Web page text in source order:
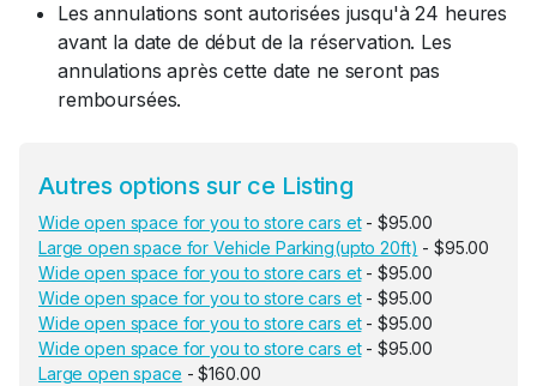
Les annulations sont autorisées jusqu'à 24 heures
avant la date de début de la réservation. Les
annulations après cette date ne seront pas
remboursées.
Autres options sur ce Listing
Wide open space for you to store cars et- $95.00
Large open space for Vehicle Parking(upto 20ft) - $95.00
Wide open space for you to store cars et- $95.00
Wide open space for you to store cars et- $95.00
Wide open space for you to store cars et- $95.00
Wide open space for you to store cars et- $95.00
Large open space - $160.00